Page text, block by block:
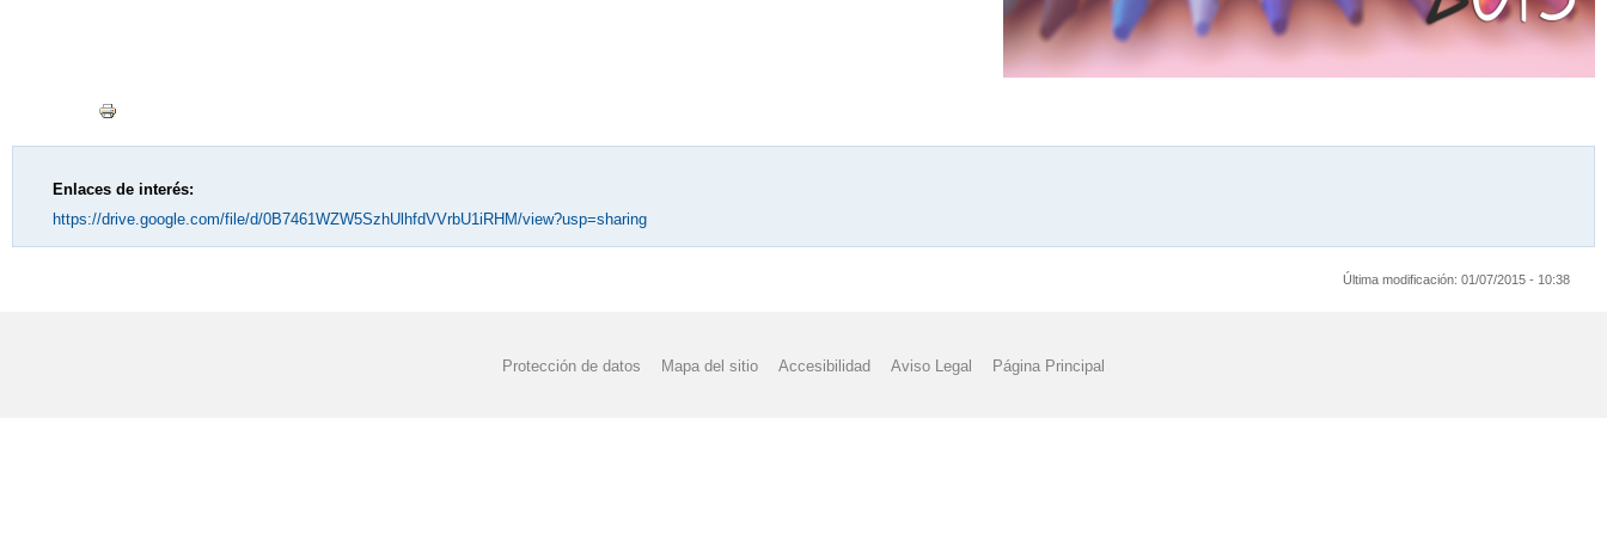
Enlaces de interés:
https://drive.google.com/file/d/0B7461WZW5SzhUlhfdVVrbU1iRHM/view?usp=sharing
Última modificación: 01/07/2015 - 10:38
Protección de datos Mapa del sitio Accesibilidad Aviso Legal Página Principal